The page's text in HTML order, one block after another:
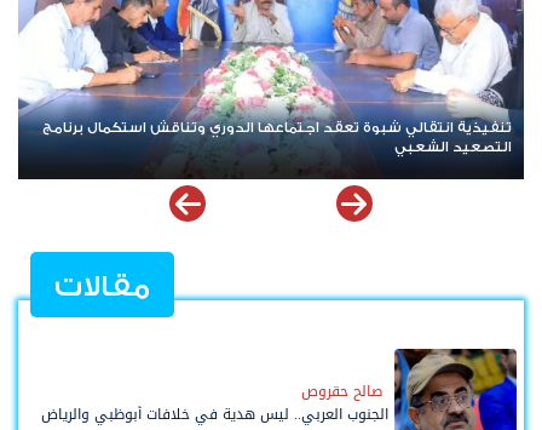
تنفيذية انتقالي وادي وصحراء حضرموت تعقد اجتماعها الدوري وتؤكد
مواصلة التصعيد الشعبي
مقالات
صالح حقروص
الجنوب العربي.. ليس هدية في خلافات أبوظبي والرياض